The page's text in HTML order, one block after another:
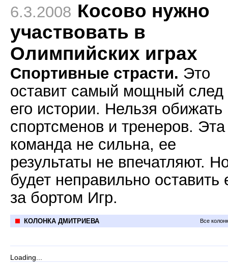
6.3.2008 Косово нужно
участвовать в
Олимпийских играх
Спортивные страсти. Это
оставит самый мощный след
его истории. Нельзя обижать
спортсменов и тренеров. Эта
команда не сильна, ее
результаты не впечатляют.
будет неправильно оставить
за бортом Игр.
КОЛОНКА ДМИТРИЕВА Все
Loading...